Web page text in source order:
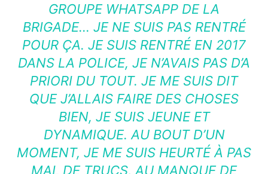
GROUPE WHATSAPP DE LA
BRIGADE… JE NE SUIS PAS RENTRÉ
POUR ÇA. JE SUIS RENTRÉ EN 2017
DANS LA POLICE, JE N’AVAIS PAS D’A
PRIORI DU TOUT. JE ME SUIS DIT
QUE J’ALLAIS FAIRE DES CHOSES
BIEN, JE SUIS JEUNE ET
DYNAMIQUE. AU BOUT D’UN
MOMENT, JE ME SUIS HEURTÉ À PAS
MAL DE TRUCS, AU MANQUE DE